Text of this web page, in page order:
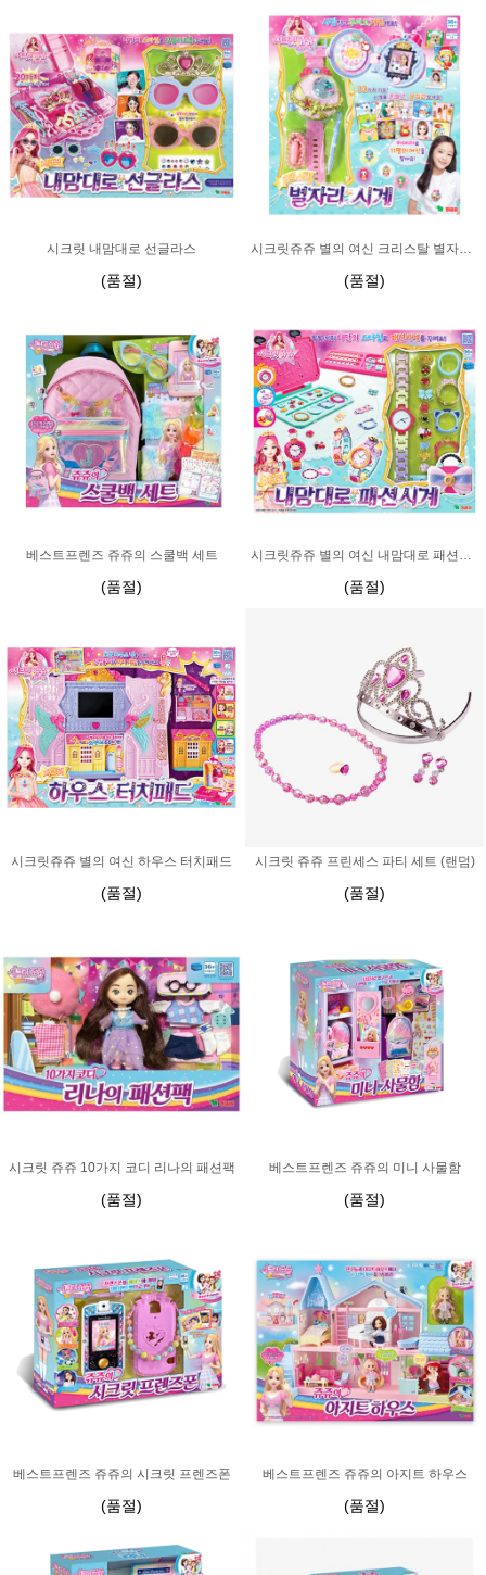
시크릿 내맘대로 선글라스
(품절)
시크릿쥬쥬 별의 여신 크리스탈 별자리 시계
(품절)
베스트프렌즈 쥬쥬의 스쿨백 세트
(품절)
시크릿쥬쥬 별의 여신 내맘대로 패션시계
(품절)
시크릿쥬쥬 별의 여신 하우스 터치패드
(품절)
시크릿 쥬쥬 프린세스 파티 세트 (랜덤)
(품절)
시크릿 쥬쥬 10가지 코디 리나의 패션팩
(품절)
베스트프렌즈 쥬쥬의 미니 사물함
(품절)
베스트프렌즈 쥬쥬의 시크릿 프렌즈폰
(품절)
베스트프렌즈 쥬쥬의 아지트 하우스
(품절)